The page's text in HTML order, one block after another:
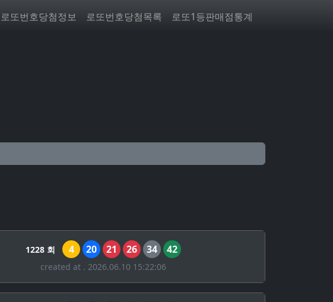
로또번호당첨정보 로또번호당첨목록 로또1등판매점통계
1228 회 4 20 21 26 34 42
created at . 2026.06.10 15:22:06